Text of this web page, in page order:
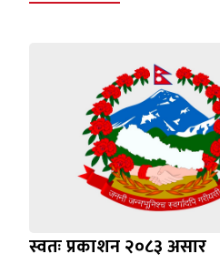
स्वतः प्रकाशन २०८३ असार